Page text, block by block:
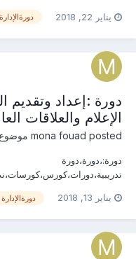
والعلاقات العامة، استراتيجيات
،المهارات ،الإتصال،التنظيم،ا...
يناير 22, 2018 دورةالإدارة
دورة :إعداد وتقديم
الإعلام والعلاقات
mona fouad posted موضوع in
دورة:،دورة،دورة
والعلاقات العامة، استراتيجيات
،المهارات ،الإتصال،التنظيم،ا...
يناير 13, 2018 دورةالإدارة